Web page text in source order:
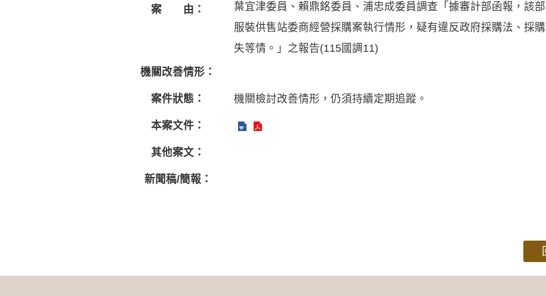
案 由：
葉宜津委員、賴鼎銘委員、浦忠成委員調查「據審計部函報，該
服裝供售站委商經營採購案執行情形，疑有違反政府採購法、採
失等情。」之報告(115國調11)
機關改善情形：
案件狀態： 機關檢討改善情形，仍須持續定期追蹤。
本案文件：
其他案文：
新聞稿/簡報：